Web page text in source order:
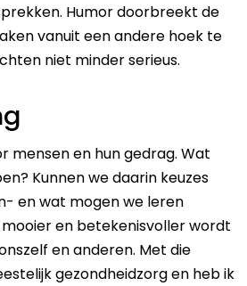
Humor doorbreekt de
vanuit een andere hoek te
niet minder serieus.
mensen en hun gedrag. Wat
Kunnen we daarin keuzes
en wat mogen we leren
en betekenisvoller wordt
en anderen. Met die
gezondheidzorg en heb ik